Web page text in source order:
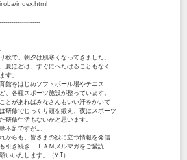
index.html
、朝夕は肌寒くなってきました。
ほどは、すぐにへたばることもなく
。
をはじめソフトボール場やテニス
各種スポーツ施設が整っています。
があればみなさんもいい汗をかいて
修でじっくり頭を鍛え、夜はスポーツ
修生活もないかと思います。
足ですが...。
らも、皆さまの役に立つ情報を発信
き続きＪＩＡＭメルマガをご愛読
いたします。（Y.T）